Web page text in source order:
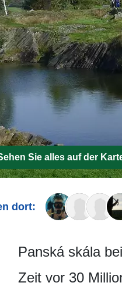
Sie alles auf der
dort:
Panská skála
Zeit vor 30